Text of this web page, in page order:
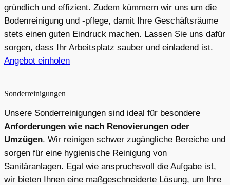
gründlich und effizient. Zudem kümmern wir uns um die
Bodenreinigung und -pflege, damit Ihre Geschäftsräume
stets einen guten Eindruck machen. Lassen Sie uns dafür
sorgen, dass Ihr Arbeitsplatz sauber und einladend ist.
Angebot einholen
Sonderreinigungen
Unsere Sonderreinigungen sind ideal für besondere
Anforderungen wie nach Renovierungen oder
Umzügen. Wir reinigen schwer zugängliche Bereiche und
sorgen für eine hygienische Reinigung von
Sanitäranlagen. Egal wie anspruchsvoll die Aufgabe ist,
wir bieten Ihnen eine maßgeschneiderte Lösung, um Ihre